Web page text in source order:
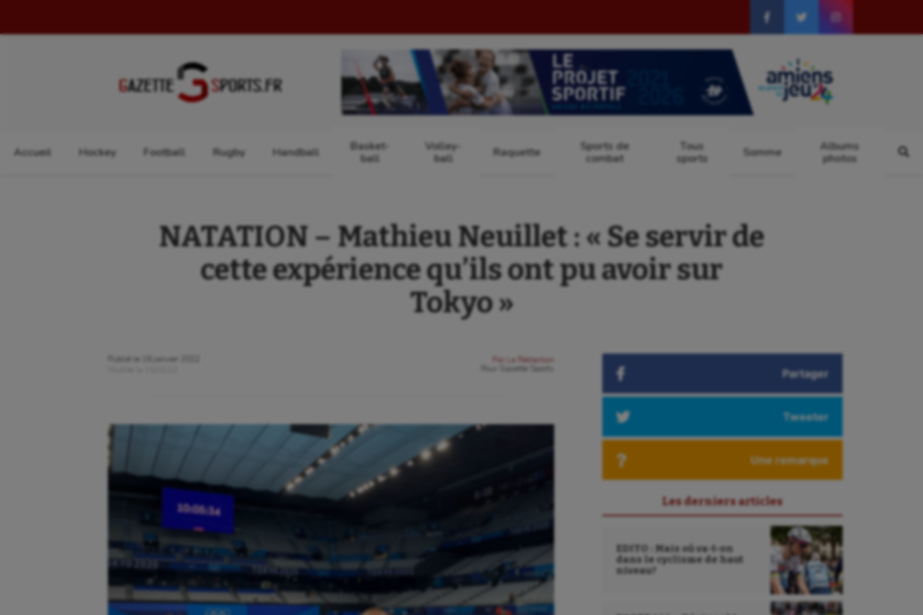
Accueil Hockey Football Rugby Handball
Basket-
ball
Volley-
ball
Raquette
Sports de
combat
Tous
sports
Somme
Albums
photos
NATATION – Mathieu Neuillet : « Se servir de
cette expérience qu’ils ont pu avoir sur
Tokyo »
Publié le
16 janvier 2022
Par
La Rédaction
Gazette Sports Partager
Tweeter
Une remarque
Les derniers articles
EDITO : Mais où va-t-on
dans le cyclisme de haut
niveau?